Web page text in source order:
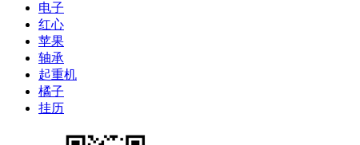
电子
红心
苹果
轴承
起重机
橘子
挂历